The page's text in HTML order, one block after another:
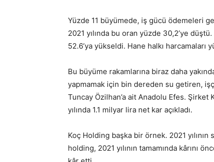
Yüzde 11 büyümede, iş gücü ödemeleri
2021 yılında bu oran yüzde 30,2’ye
52.6’ya yükseldi. Hane halkı harcamaları
Bu büyüme rakamlarına biraz daha
yapmamak için bin dereden su getiren,
Tuncay Özilhan’a ait Anadolu Efes. Şirket
yılında 1.1 milyar lira net kar açıkladı.
Koç Holding başka bir örnek. 2021
holding, 2021 yılının tamamında kârını